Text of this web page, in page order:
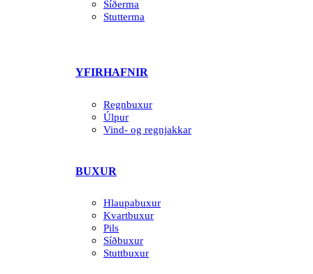
Síðerma
Stutterma
YFIRHAFNIR
Regnbuxur
Úlpur
Vind- og regnjakkar
BUXUR
Hlaupabuxur
Kvartbuxur
Pils
Síðbuxur
Stuttbuxur